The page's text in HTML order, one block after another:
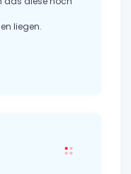
liegen.